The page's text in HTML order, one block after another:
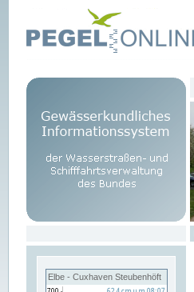
Elbe - Cuxhaven Steubenhöft